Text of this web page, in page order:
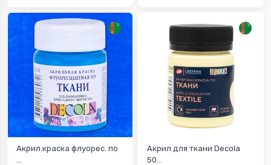
Акрил.краска флуорес. по
Акрил для ткани Decola
50...